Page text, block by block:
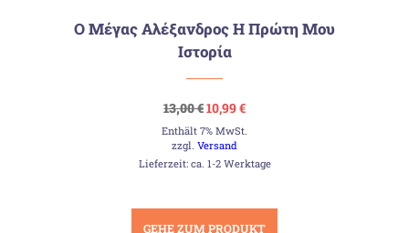
Ο Μέγας Αλέξανδρος Η Πρώτη Μου
Ιστορία
13,00€Ursprünglicher
Preis
war:
13,00 €
10,99€Aktueller
ist:
Enthält 7% MwSt.
zzgl.Versand
Lieferzeit: ca. 1-2 Werktage
GEHE ZUM PRODUKT